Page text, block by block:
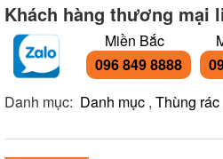
Khách hàng thương mại
Miền Bắc
096 849 8888
Danh mục: Danh mục , Thùng rác